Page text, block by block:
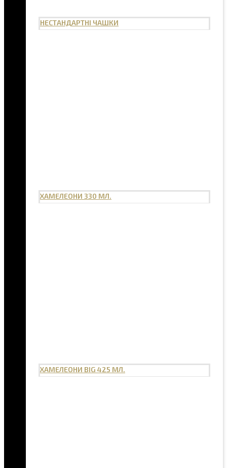
НЕСТАНДАРТНІ ЧАШКИ
ХАМЕЛЕОНИ 330 МЛ.
ХАМЕЛЕОНИ BIG 425 МЛ.